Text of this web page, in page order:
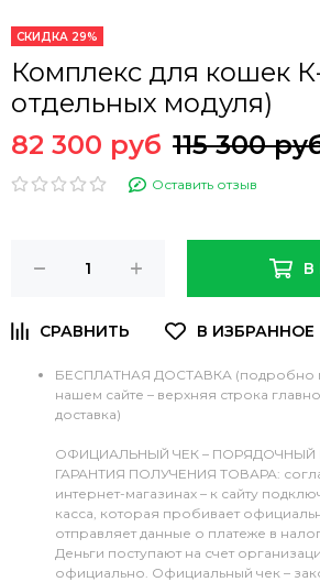
СКИДКА 29%
Комплекс для кошек
отдельных модуля)
82 300 руб 115 300
Оставить отзыв
В
БЕСПЛАТНАЯ ДОСТАВКА (подробно
нашем сайте – верхняя строка
доставка)
ОФИЦИАЛЬНЫЙ ЧЕК – ПОРЯДОЧНЫЙ
ГАРАНТИЯ ПОЛУЧЕНИЯ ТОВАРА:
интернет-магазинах – к сайту
касса, которая пробивает
отправляет данные о платеже в
Деньги поступают на счет
официально. Официальный чек –